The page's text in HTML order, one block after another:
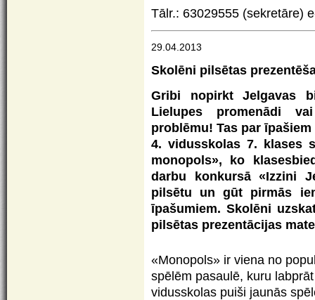
Tālr.: 63029555 (sekretāre)
29.04.2013
Skolēni pilsētas
Gribi nopirkt Jelgavas
Lielupes promenādi
problēmu! Tas par
4. vidusskolas 7. klases
monopols», ko
darbu konkursā «Izzini
pilsētu un gūt pirmās
īpašumiem. Skolēni
pilsētas prezentācijas
«Monopols» ir viena no
spēlēm pasaulē, kuru
vidusskolas puiši jaunās